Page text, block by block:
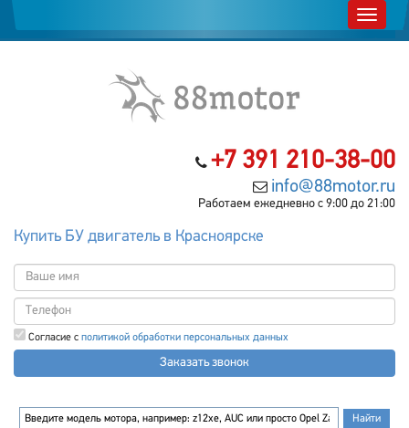
+7 391 210-38-00
info@88motor.ru
Работаем ежедневно с 9:00 до 21:00
Купить БУ двигатель в Красноярске
Согласие с политикой обработки персональных данных
Заказать звонок